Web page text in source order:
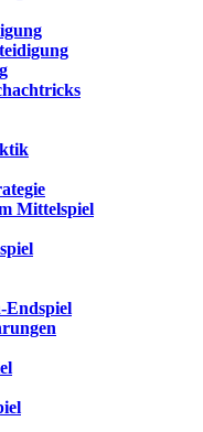
Mittelspiel
Endspiel